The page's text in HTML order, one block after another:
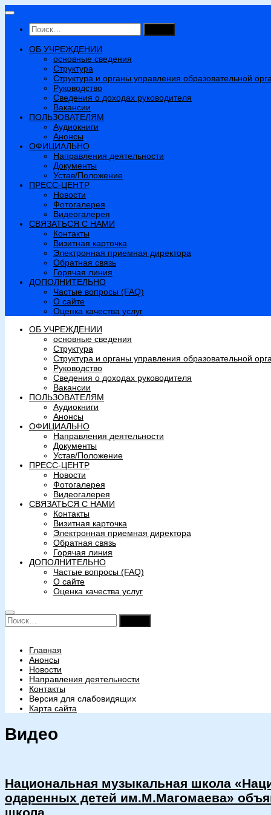
Перейти
содержимому
Найти:
ОБ УЧРЕЖДЕНИИ
основные сведения
Структура
Структура и органы управления образовательной
Руководство
Сведения о доходах руководителя
Вакансии
ПОЛЬЗОВАТЕЛЯМ
Аудиокниги
Анонсы
ОФИЦИАЛЬНО
Направления деятельности
Документы
Устав/Положение
ПРЕСС-ЦЕНТР
Новости
Фотогалерея
Видеогалерея
СВЯЗАТЬСЯ С НАМИ
Контакты
Визитная карточка
Электронная приемная директора
Обратная связь
Горячая линия
ДОПОЛНИТЕЛЬНО
Частые вопросы (FAQ)
О сайте
Оценка качества услуг
ОБ УЧРЕЖДЕНИИ
основные сведения
Структура
Структура и органы управления образовательной
Руководство
Сведения о доходах руководителя
Вакансии
ПОЛЬЗОВАТЕЛЯМ
Аудиокниги
Анонсы
ОФИЦИАЛЬНО
Направления деятельности
Документы
Устав/Положение
ПРЕСС-ЦЕНТР
Новости
Фотогалерея
Видеогалерея
СВЯЗАТЬСЯ С НАМИ
Контакты
Визитная карточка
Электронная приемная директора
Обратная связь
Горячая линия
ДОПОЛНИТЕЛЬНО
Частые вопросы (FAQ)
О сайте
Оценка качества услуг
Найти:
Главная
Анонсы
Новости
Направления деятельности
Контакты
Версия для слабовидящих
Карта сайта
Видео
Национальная музыкальная школа
одаренных детей им.М.Магомаева»
школа